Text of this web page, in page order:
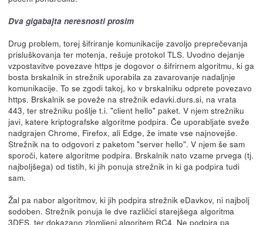
Dva gigabajta neresnosti prosim
Drug problem, torej šifriranje komunikacije zavoljo preprečevanja
prisluškovanja ter motenja, rešuje protokol TLS. Uvodno dejanje
vzpostavitve povezave https je dogovor o šifrirnem algoritmu, ki ga
bosta brskalnik in strežnik uporabila za zavarovanje nadaljnje
komunikacije. To se zgodi takoj, ko v brskalniku odprete povezavo
https. Brskalnik se poveže na strežnik edavki.durs.si, na vrata
443, ter strežniku pošlje t.i. "client hello" paket. V njem strežniku
javi, katere kriptografske algoritme podpira. Če uporabljate sveže
nadgrajen Chrome, Firefox, ali Edge, že imate vse najnovejše.
Strežnik na to odgovori z paketom "server hello". V njem še sam
sporoči, katere algoritme podpira. Brskalnik nato vzame prvega (tj.
najboljšega) od tistih, ki jih ponuja strežnik in ki ga podpira tudi
sam.
Žal pa nabor algoritmov, ki jih podpira strežnik eDavkov, ni najbolj
sodoben. Strežnik ponuja le dve različici starejšega algoritma
3DES, ter dokazano zlomljeni algoritem RC4. Ne podpira pa